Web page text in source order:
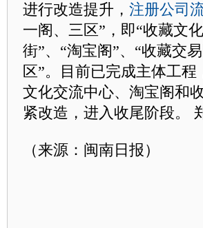
进行改造提升， 注册公司
一阁、三区”，即“收藏文
街”、“淘宝阁”、“收藏交
区”。目前已完成主体工
文化交流中心、淘宝阁和
紧改造，进入收尾阶段。
（来源：闽南日报）